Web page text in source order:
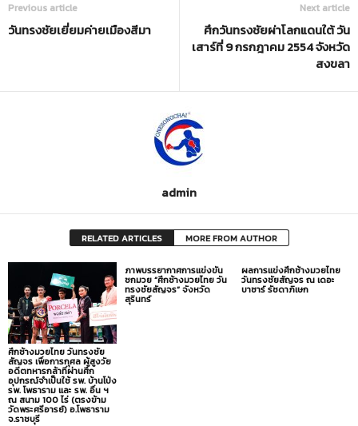
Previous article
วันทรงชัยเยี่ยมค่ายเมืองสีมา
Next article
ศึกวันทรงชัยผ่าโลกแดนใต้ วัน
เสาร์ที่ 9 กรกฎาคม 2554 จังหวัด
สงขลา
admin
RELATED ARTICLES MORE FROM AUTHOR
ศึกช้างมวยไทย วันทรงชัย
สัญจร เพื่อการกุศล ผู้สูงวัย
อดีตทหารกล้าที่ผ่านศึก
อุปกรณ์จำเป็นใช้ รพ. บ้านโป่ง
รพ. โพธาราม และ รพ. อื่น ฯ
ณ สนาม 100 ไร่ (ตรงข้าม
วัดพระศรีอารย์) อ.โพธาราม
จ.ราชบุรี
ภาพบรรยากาศการแข่งขัน
ชกมวย “ศึกช้างมวยไทย วัน
ทรงชัยสัญจร” จังหวัด
สุรินทร์
ผลการแข่งศึกช้างมวยไทย
วันทรงชัยสัญจร ณ เดอะ
บาซาร์ รัชดาภิเษก